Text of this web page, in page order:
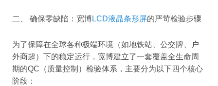
二、 确保零缺陷：宽博LCD液晶条形屏的严苛检验步骤
为了保障在全球各种极端环境（如地铁站、公交牌、户
外商超）下的稳定运行，宽博建立了一套覆盖全生命周
期的QC（质量控制）检验体系，主要分为以下四个核心
阶段：